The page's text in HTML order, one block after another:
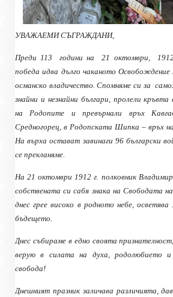
УВАЖАЕМИ СЪГРАЖДАНИ,
Преди 113 години на 21 октомври,
победа идва дълго чаканото
османско владичество. Спомняме си за
знайни и незнайни българи, пролели
на Родопите и превърнали връх
Средногорец, в Родопската Шипка – връх
На върха остават завинаги 96 български
се прекланяме.
На 21 октомври 1912 г. полковник
собствената си сабя знака на Свободата
днес грее високо в родното небе,
бъдещето.
Днес събираме в едно своята
верую в силата на духа, родолюбието и
свобода!
Днешният празник заличава различията,